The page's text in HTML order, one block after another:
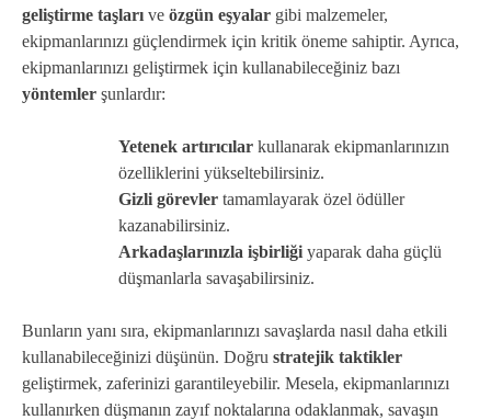
geliştirme taşları ve özgün eşyalar gibi malzemeler,
ekipmanlarınızı güçlendirmek için kritik öneme sahiptir. Ayrıca,
ekipmanlarınızı geliştirmek için kullanabileceğiniz bazı
yöntemler şunlardır:
Yetenek artırıcılar kullanarak ekipmanlarınızın
özelliklerini yükseltebilirsiniz.
Gizli görevler tamamlayarak özel ödüller
kazanabilirsiniz.
Arkadaşlarınızla işbirliği yaparak daha güçlü
düşmanlarla savaşabilirsiniz.
Bunların yanı sıra, ekipmanlarınızı savaşlarda nasıl daha etkili
kullanabileceğinizi düşünün. Doğru stratejik taktikler
geliştirmek, zaferinizi garantileyebilir. Mesela, ekipmanlarınızı
kullanırken düşmanın zayıf noktalarına odaklanmak, savaşın